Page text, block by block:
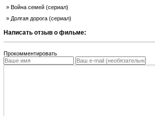
Война семей (сериал)
Долгая дорога (сериал)
Написать отзыв о фильме:
Прокомментировать